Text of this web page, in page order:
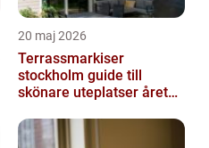
20 maj 2026
Terrassmarkiser
stockholm guide till
skönare uteplatser året